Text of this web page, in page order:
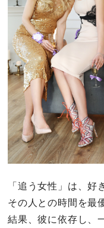
「追う女性」は、
その人との時間を最
結果、彼に依存し、